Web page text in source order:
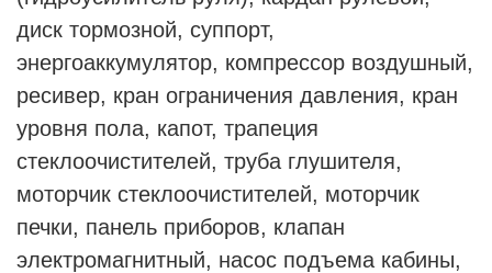
диск тормозной, суппорт,
энергоаккумулятор, компрессор воздушный,
ресивер, кран ограничения давления, кран
уровня пола, капот, трапеция
стеклоочистителей, труба глушителя,
моторчик стеклоочистителей, моторчик
печки, панель приборов, клапан
электромагнитный, насос подъема кабины,